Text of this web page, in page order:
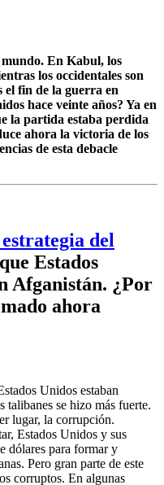
En Kabul, los
los occidentales son
el fin de la guerra en
hace veinte años? Ya en
la partida estaba perdida
ahora la victoria de los
de esta debacle
del
Estados
Afganistán. ¿Por
ahora
Unidos estaban
talibanes se hizo más fuerte.
lugar, la corrupción.
Estados Unidos y sus
dólares para formar y
Pero gran parte de este
corruptos. En algunas